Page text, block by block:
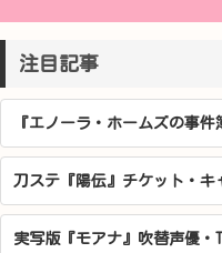
注目記事
『エノーラ・ホームズの事
刀ステ『陽伝』チケット・キ
実写版『モアナ』吹替声優・